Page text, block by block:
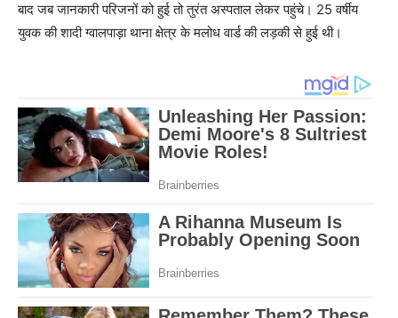
बाद जब जानकारी परिजनों को हुई तो तुरंत अस्पताल लेकर पहुंचे। 25 वर्षीय
युवक की शादी ग्वालपाड़ा थाना क्षेत्र के मलोध वार्ड की लड़की से हुई थी।